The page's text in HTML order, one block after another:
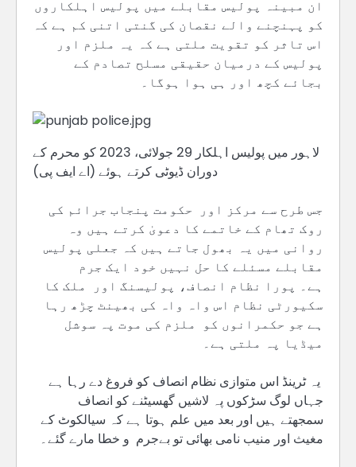
ان مبینہ پولیس مقابلے میں پولیس اہلکاروں
کو پہنچنے والے نقصان کی گنتی اتنی کم ہے کہ
اس تاثر کو تقویت ملتی ہے کہ یہ ملزم اور
پولیس کے درمیان حقیقی مسلح تصادم کے
بجائے کچھ اور ہی ہوا ہوگا۔
لاہور میں پولیس اہلکار 29 جولائی، 2023 کو محرم کے
دوران ڈیوٹی کرتے ہوئے (اے ایف پی)
جس طرح سے مرکز اور حکومت پنجاب جرائم کی
روک تھام کے خاتمے کا دعویٰ کرتے ہیں وہ
روانی میں یہ بھول جاتے ہیں کہ جعلی پولیس
مقابلے مسئلے کا حل نہیں خود ایک جرم
ہے۔ پورا نظام انصاف، پولیسنگ اور ملک کا
سکیورٹی نظام اس واہ واہ کی بھینٹ چڑھ رہا
ہے جو حکمرانوں کو ملزم کی موت پہ سوشل
میڈیا پہ ملتی ہے۔
یہ ٹرینڈ اس متوازی نظام انصاف کو فروغ دے رہا ہے
جہاں لوگ سڑکوں پہ لاشیں گھسیٹنے کو انصاف
سمجھتے ہیں اور بعد میں علم ہوتا ہے کہ سیالکوٹ کے
مغیث اور منیب نامی بھائی تو بےجرم و خطا مارے گئے۔